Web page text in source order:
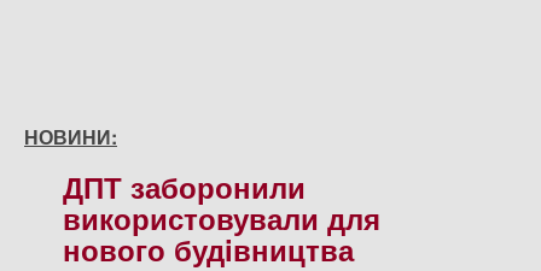
НОВИНИ:
ДПТ заборонили
використовували для
нового будiвництва